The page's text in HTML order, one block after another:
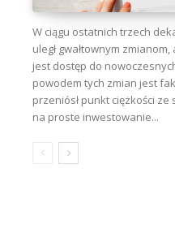
W ciągu ostatnich trzech
uległ gwałtownym
jest dostęp do
powodem tych zmian jest
przeniósł punkt ciężkości
na proste inwestowanie...